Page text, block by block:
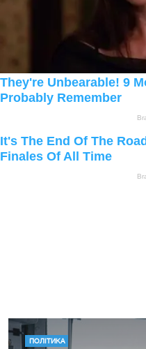
ПОЛІТИКА